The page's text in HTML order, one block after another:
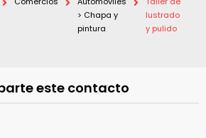
> Chapa y
pintura
lustrado
y pulido
este contacto